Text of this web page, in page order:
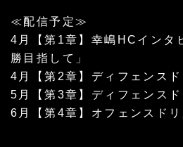
≪配信予定≫
4月【第1章】幸嶋HCインタ
勝目指して」
4月【第2章】ディフェンス
5月【第3章】ディフェンス
6月【第4章】オフェンスド